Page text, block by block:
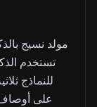
مولد نسيج
تستخدم
على